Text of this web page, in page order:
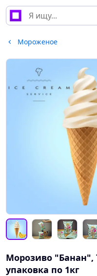
Мороженое
Морозиво "Банан",
упаковка по 1кг